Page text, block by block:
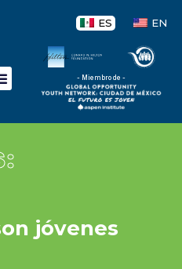
ES EN
- Miembro de -
jóvenes